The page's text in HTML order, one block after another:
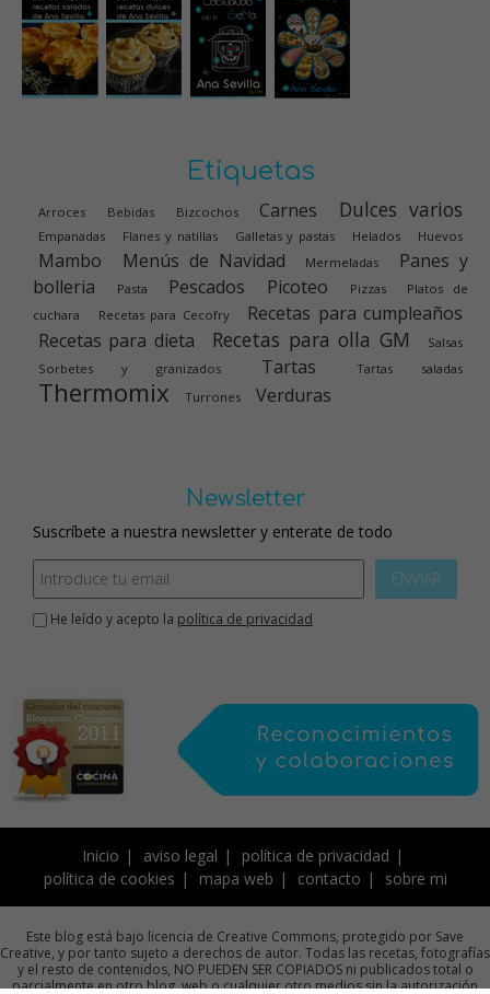
Etiquetas
Arroces Bebidas Bizcochos Carnes Dulces varios
Empanadas Flanes y natillas Galletas y pastas Helados Huevos
Mambo Menús de Navidad Mermeladas
Panes y
bolleria
Pasta Pescados Picoteo Pizzas
Platos de
cuchara
Recetas para Cecofry
Recetas para cumpleaños
Recetas para dieta
Recetas para olla GM
Salsas
Sorbetes y granizados
Tartas Tartas saladas
Thermomix Turrones Verduras
Newsletter
Suscríbete a nuestra newsletter y enterate de todo
ENVIAR
He leído y acepto la política de privacidad
Inicio aviso legal
política de privacidad
política de cookies
mapa web contacto sobre mi
Este blog está bajo licencia de Creative Commons, protegido por Save
Creative, y por tanto sujeto a derechos de autor. Todas las recetas, fotografías
y el resto de contenidos, NO PUEDEN SER COPIADOS ni publicados total o
parcialmente en otro blog, web o cualquier otro medios sin la autorización